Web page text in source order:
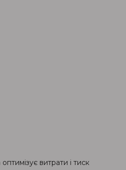
витрати і тиск